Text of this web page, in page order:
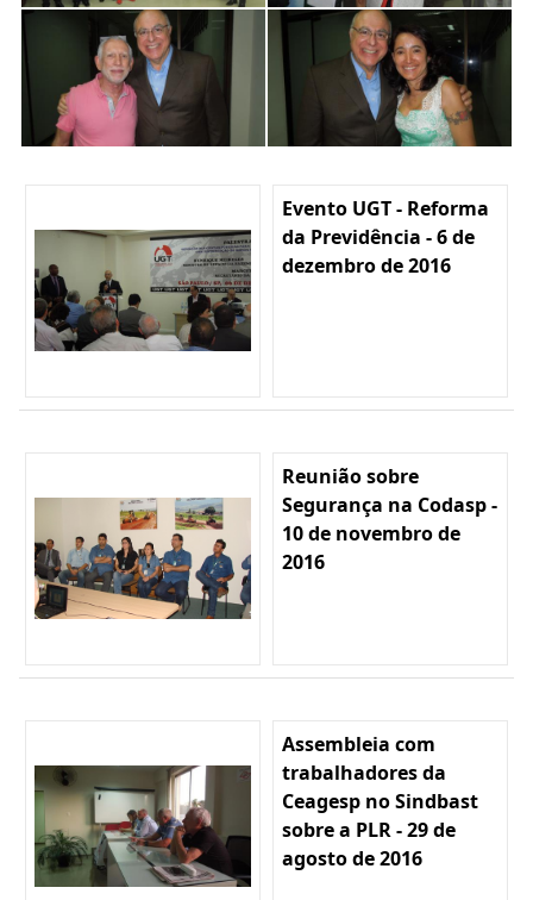
Evento UGT - Reforma
da Previdência - 6 de
dezembro de 2016
Reunião sobre
Segurança na Codasp -
10 de novembro de
2016
Assembleia com
trabalhadores da
Ceagesp no Sindbast
sobre a PLR - 29 de
agosto de 2016